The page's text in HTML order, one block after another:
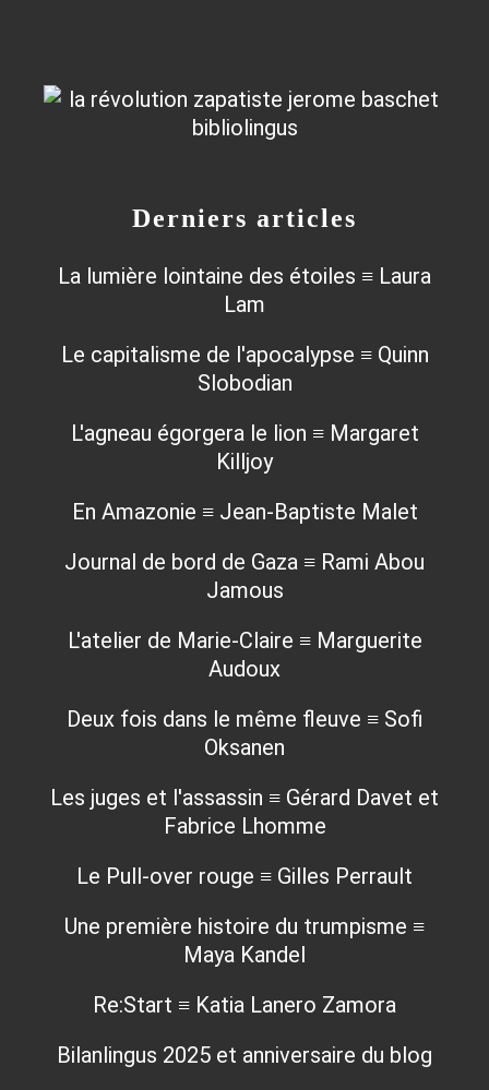
Derniers articles
La lumière lointaine des étoiles ≡ Laura
Lam
Le capitalisme de l'apocalypse ≡ Quinn
Slobodian
L'agneau égorgera le lion ≡ Margaret
Killjoy
En Amazonie ≡ Jean-Baptiste Malet
Journal de bord de Gaza ≡ Rami Abou
Jamous
L'atelier de Marie-Claire ≡ Marguerite
Audoux
Deux fois dans le même fleuve ≡ Sofi
Oksanen
Les juges et l'assassin ≡ Gérard Davet et
Fabrice Lhomme
Le Pull-over rouge ≡ Gilles Perrault
Une première histoire du trumpisme ≡
Maya Kandel
Re:Start ≡ Katia Lanero Zamora
Bilanlingus 2025 et anniversaire du blog